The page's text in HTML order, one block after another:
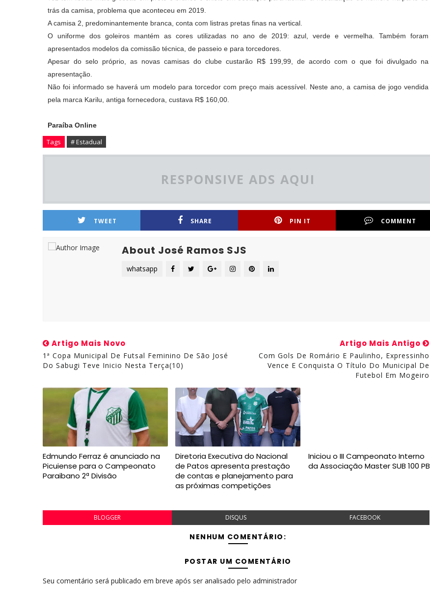
trás da camisa, problema que aconteceu em 2019.
A camisa 2, predominantemente branca, conta com listras pretas finas na vertical.
O uniforme dos goleiros mantém as cores utilizadas no ano de 2019: azul, verde e vermelha. Também foram
apresentados modelos da comissão técnica, de passeio e para torcedores.
Apesar do selo próprio, as novas camisas do clube custarão R$ 199,99, de acordo com o que foi divulgado na
apresentação.
Não foi informado se haverá um modelo para torcedor com preço mais acessível. Neste ano, a camisa de jogo vendida
pela marca Karilu, antiga fornecedora, custava R$ 160,00.
Paraíba Online
Tags # Estadual
RESPONSIVE ADS AQUI
TWEET SHARE PIN IT COMMENT
About José Ramos SJS
whatsapp
Artigo Mais Novo
1ª Copa Municipal De Futsal Feminino De São José
Do Sabugi Teve Inicio Nesta Terça(10)
Artigo Mais Antigo
Com Gols De Romário E Paulinho, Expressinho
Vence E Conquista O Título Do Municipal De
Futebol Em Mogeiro
Edmundo Ferraz é anunciado na
Picuiense para o Campeonato
Paraibano 2ª Divisão
Diretoria Executiva do Nacional
de Patos apresenta prestação
de contas e planejamento para
as próximas competições
Iniciou o III Campeonato Interno
da Associação Master SUB 100 PB
BLOGGER DISQUS FACEBOOK
NENHUM COMENTÁRIO:
POSTAR UM COMENTÁRIO
Seu comentário será publicado em breve após ser analisado pelo administrador